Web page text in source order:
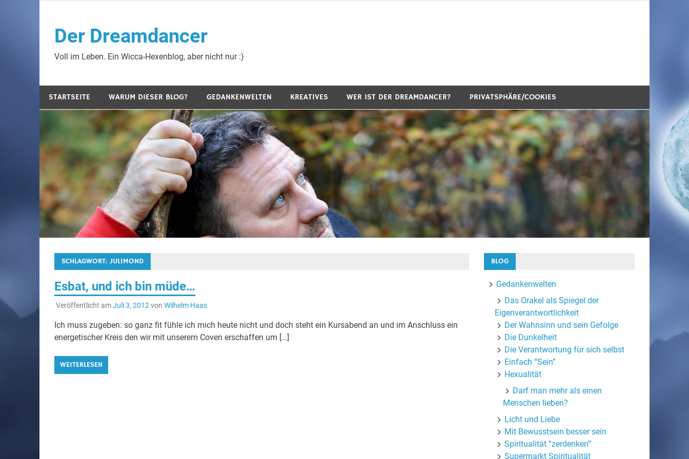
springenDer Dreamdancer
Voll im Leben. Ein Wicca-Hexenblog, aber nicht nur :)
STARTSEITE WARUM DIESER BLOG? GEDANKENWELTEN KREATIVES WER IST DER DREAMDANCER? PRIVATSPHÄRE/COOKIES
SCHLAGWORT: JULIMOND
Esbat, und ich bin müde…
Veröffentlicht amJuli 3, 2012 von Wilhelm Haas
Ich muss zugeben: so ganz fit fühle ich mich heute nicht und doch steht ein Kursabend an und im Anschluss ein
energetischer Kreis den wir mit unserem Coven erschaffen um […]
WEITERLESEN
BLOG
Gedankenwelten
Das Orakel als Spiegel der
Eigenverantwortlichkeit
Der Wahnsinn und sein Gefolge
Die Dunkelheit
Die Verantwortung für sich selbst
Einfach “Sein”
Hexualität
Darf man mehr als einen
Menschen lieben?
Licht und Liebe
Mit Bewusstsein besser sein
Spiritualität “zerdenken”
Supermarkt Spiritualität